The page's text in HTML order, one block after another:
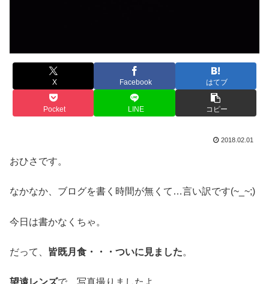
X Facebook はてブ
Pocket LINE コピー
2018.02.01
おひさです。
なかなか、ブログを書く時間が無くて…言い訳です(~_~;)
今日は書かなくちゃ。
だって、 皆既月食・・・ついに見ました。